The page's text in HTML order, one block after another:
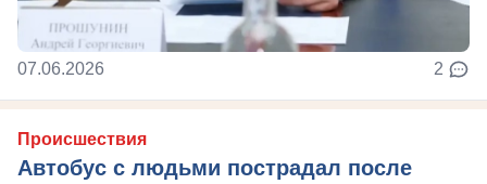
07.06.2026 2
Происшествия
Автобус с людьми пострадал после